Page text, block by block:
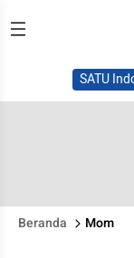
SATU
Beranda Mom